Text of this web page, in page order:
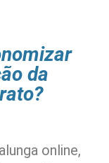
da
online,